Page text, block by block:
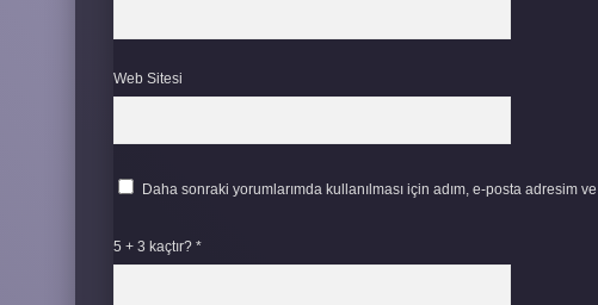
Web Sitesi
Daha sonraki yorumlarımda kullanılması için adım, e-posta adresim
5 + 3 kaçtır? *